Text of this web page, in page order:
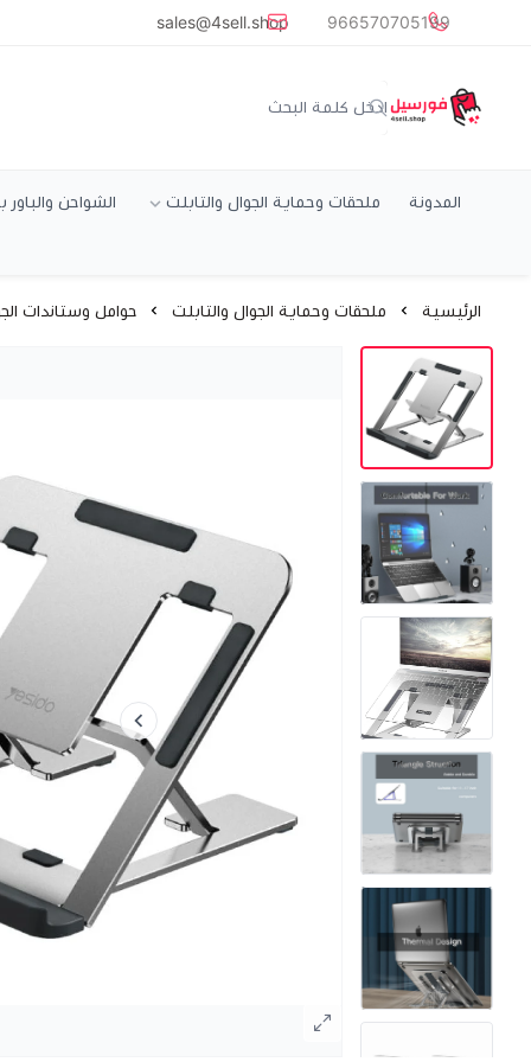
common.titles.skip_to_main_content
966570705199
sales@4sell.shop
متجر فورسيل
المدونة ملحقات وحماية الجوال والتابلت الشواحن والباور
الرئيسية ملحقات وحماية الجوال والتابلت حوامل وستاندات